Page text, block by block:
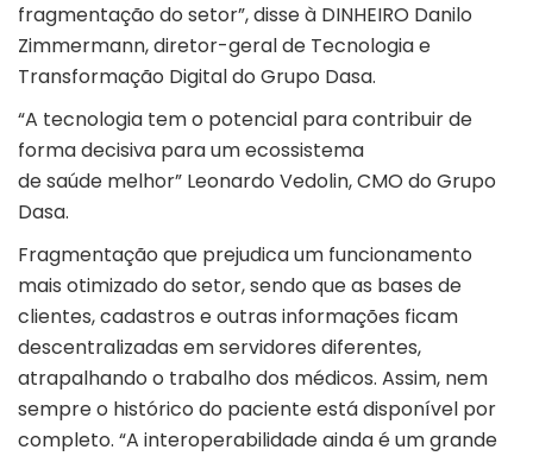
fragmentação do setor”, disse à DINHEIRO Danilo
Zimmermann, diretor-geral de Tecnologia e
Transformação Digital do Grupo Dasa.
“A tecnologia tem o potencial para contribuir de
forma decisiva para um ecossistema
de saúde melhor” Leonardo Vedolin, CMO do Grupo
Dasa.
Fragmentação que prejudica um funcionamento
mais otimizado do setor, sendo que as bases de
clientes, cadastros e outras informações ficam
descentralizadas em servidores diferentes,
atrapalhando o trabalho dos médicos. Assim, nem
sempre o histórico do paciente está disponível por
completo. “A interoperabilidade ainda é um grande